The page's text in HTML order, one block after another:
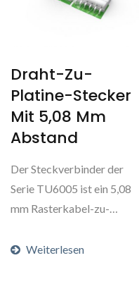
Draht-Zu-
Platine-Stecker
Mit 5,08 Mm
Abstand
Der Steckverbinder der
Serie TU6005 ist ein 5,08
mm Rasterkabel-zu-
Weiterlesen